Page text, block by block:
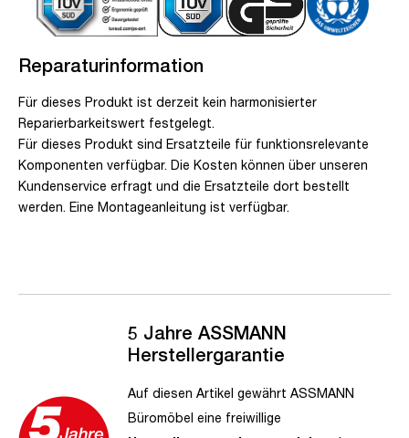
Reparaturinformation
Für dieses Produkt ist derzeit kein harmonisierter
Reparierbarkeitswert festgelegt.
Für dieses Produkt sind Ersatzteile für funktionsrelevante
Komponenten verfügbar. Die Kosten können über unseren
Kundenservice erfragt und die Ersatzteile dort bestellt
werden. Eine Montageanleitung ist verfügbar.
5 Jahre ASSMANN
Herstellergarantie
Auf diesen Artikel gewährt ASSMANN
Büromöbel eine freiwillige